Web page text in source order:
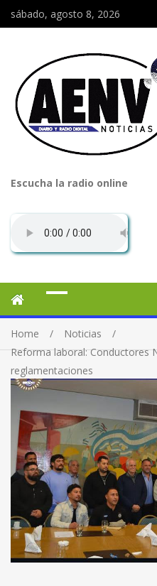
sábado, agosto 8, 2026
Escucha la radio online
Home
Noticias
Reforma laboral: Conductores
reglamentaciones